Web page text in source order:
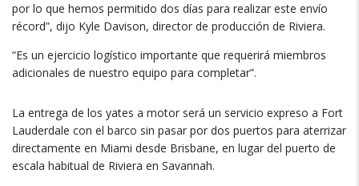
por lo que hemos permitido dos días para realizar este envío
récord”, dijo Kyle Davison, director de producción de Riviera.
“Es un ejercicio logístico importante que requerirá miembros
adicionales de nuestro equipo para completar”.
La entrega de los yates a motor será un servicio expreso a Fort
Lauderdale con el barco sin pasar por dos puertos para aterrizar
directamente en Miami desde Brisbane, en lugar del puerto de
escala habitual de Riviera en Savannah.